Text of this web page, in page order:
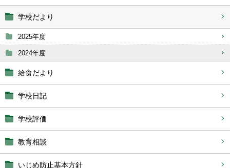
学校だより
2025年度
2024年度
給食だより
学校日記
学校評価
教育相談
いじめ防止基本方針